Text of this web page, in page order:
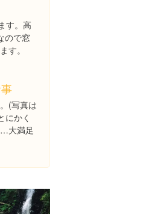
す。高
ので窓
す。
(写真は
にかく
大満足